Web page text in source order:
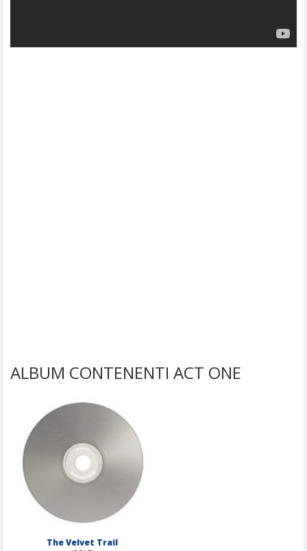
ALBUM CONTENENTI ACT ONE
The Velvet Trail